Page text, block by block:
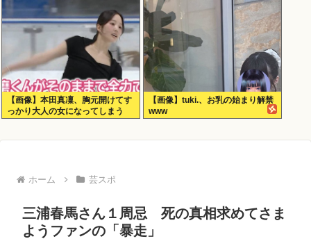
【画像】本田真凜、胸元開けてす
っかり大人の女になってしまう
【画像】tuki.、お乳の始まり解禁
www
ホーム 芸スポ
三浦春馬さん１周忌 死の真相求めてさま
ようファンの「暴走」